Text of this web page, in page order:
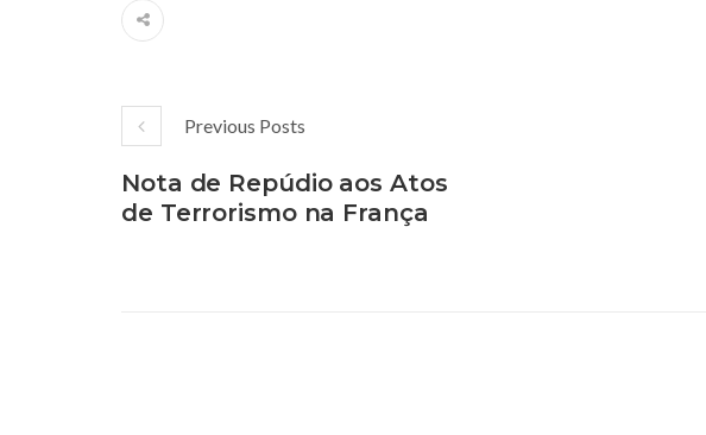
Previous Posts
Nota de Repúdio aos Atos
de Terrorismo na França